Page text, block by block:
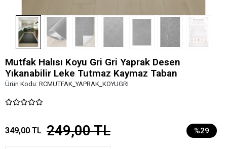
Mutfak Halısı Koyu Gri Gri Yaprak Desen
Yıkanabilir Leke Tutmaz Kaymaz Taban
Ürün Kodu: RCMUTFAK_YAPRAK_KOYUGRI
349,00 TL 249,00 TL %29